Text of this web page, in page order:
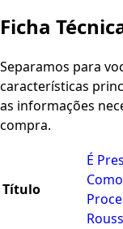
Ficha
Separamos para
características
as informações
compra.
Título
É